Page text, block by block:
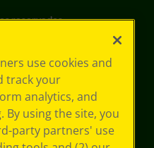
reservados.
use cookies and
track your
analytics, and
using the site, you
party partners' use